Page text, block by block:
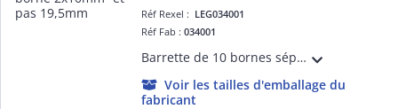
Réf Rexel : LEG034001
Réf Fab :034001
Barrette de 10 bornes séparables avec pattes - capacité par borne 2x10mm² et pas 19,5mm - gris
Voir les tailles d'emballage du
fabricant